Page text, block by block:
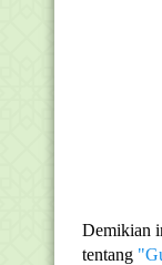
Demikian
tentang